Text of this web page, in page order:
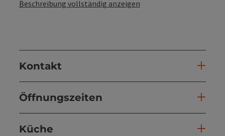
Beschreibung vollständig anzeigen
Kontakt
Öffnungszeiten
Küche